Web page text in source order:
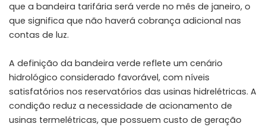
que a bandeira tarifária será verde no mês de janeiro, o
que significa que não haverá cobrança adicional nas
contas de luz.
A definição da bandeira verde reflete um cenário
hidrológico considerado favorável, com níveis
satisfatórios nos reservatórios das usinas hidrelétricas. A
condição reduz a necessidade de acionamento de
usinas termelétricas, que possuem custo de geração